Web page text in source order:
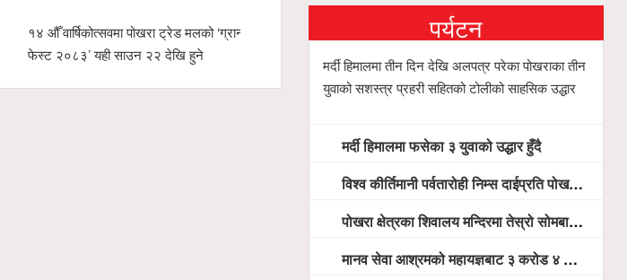
१४ औँ वार्षिकोत्सवमा पोखरा ट्रेड मलको ‘ग्रान्ड
फेस्ट २०८३’ यही साउन २२ देखि हुने
मर्दी हिमालमा फसेका ३ युवाको उद्धार हुँदै
पर्यटन
मर्दी हिमालमा तीन दिन देखि अलपत्र परेका पोखराका तीन
युवाको सशस्त्र प्रहरी सहितको टोलीको साहसिक उद्धार
मर्दी हिमालमा फसेका ३ युवाको उद्धार हुँदै
विश्व कीर्तिमानी पर्वतारोही निम्स दाईप्रति पोखरामा श्रद्धाञ्जली, दीप प्रज्वलन गर्दै योगदानको प्रशंसा (भिडियो सहित)
पोखरा क्षेत्रका शिवालय मन्दिरमा तेस्रो सोमबार भक्तजनको बिहानैदेखि घुइँचो
मानव सेवा आश्रमको महायज्ञबाट ३ करोड ४ लाख ५९ हजार बचत, १ करोड ४४ लाख उठ्न बाँकी, विना संचार माध्यम तर प्रचार प्रसारमै भयो १९ लाख खर्च !